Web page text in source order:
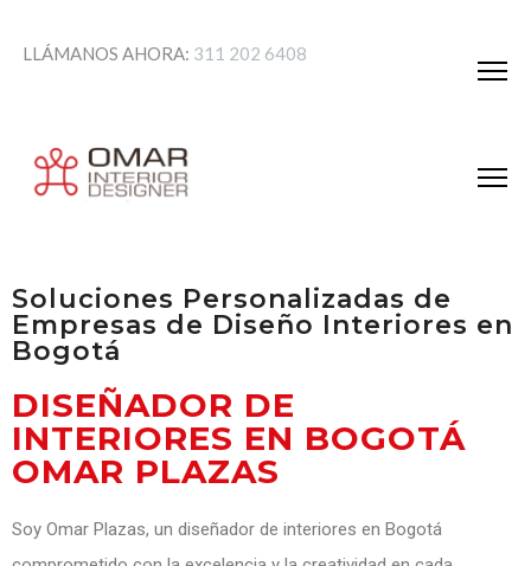
LLÁMANOS AHORA: 311 202 6408
Soluciones Personalizadas de
Empresas de Diseño Interiores en
Bogotá
DISEÑADOR DE
INTERIORES EN BOGOTÁ
OMAR PLAZAS
Soy Omar Plazas, un diseñador de interiores en Bogotá